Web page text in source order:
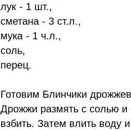
лук - 1 шт.,
сметана - 3 ст.л.,
мука - 1 ч.л.,
соль,
перец.
Готовим Блинчики
Дрожжи размять с солью и
взбить. Затем влить воду